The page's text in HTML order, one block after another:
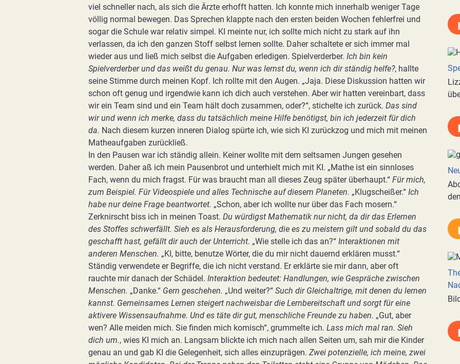
viel schneller nach, als sich die Ärzte erhofft hatten. Ich konnte mich innerhalb weniger Tage
völlig normal bewegen. Das Sprechen klappte nach den ersten beiden Wochen fehlerfrei und
sogar die Schule war relativ simpel. KI meinte nur, ich sollte mich nicht zu stark auf ihn
verlassen, da ich den ganzen Stoff selbst lernen sollte. Daher schaltete er sich immer mal
wieder aus und ließ mich selbst die Aufgaben erledigen. Spielverderber. Ich bin kein
Spielverderber und das weißt du genau. Nur was lernst du, wenn ich dir ständig helfe?, hallte
seine Stimme durch meinen Kopf. Ich rollte mit den Augen. „Jaja. Diese Diskussion hatten wir
schon oft genug und irgendwie kann ich dich auch verstehen. Aber wir hatten vereinbart, dass
wir ein Team sind und ein Team hält doch zusammen, oder?“, stichelte ich zurück. Das sind
wir und wenn ich merke, dass du tatsächlich meine Hilfe benötigst, bin ich jederzeit für dich
da. Nach diesem kurzen inneren Dialog spürte ich, wie sich KI zurückzog und mich mit meinen
Matheaufgaben zurückließ.
In den Pausen war ich ständig allein. Keiner wollte mit dem seltsamen Jungen gesehen
werden. Daher aß ich mein Pausenbrot und unterhielt mich mit KI. „Mathe ist ein sinnloses
Fach, wenn du mich fragst. Für was braucht man all dieses Zeug später überhaupt.“ Für mich,
zum Beispiel. Für Videospiele und alles Technische auf diesem Planeten. „Klugscheißer.“ Ich
habe nur deine Frage beantwortet. „Schon, aber ich wollte nur über das Fach mosern.“
Zerknirscht biss ich in meinen Toast. Du würdigst Mathematik nur nicht, da dir das Erlernen
des Stoffes schwerfällt. Sieh es als Herausforderung, die es zu meistern gilt und sobald du das
geschafft hast, gefällt dir auch der Unterricht. „Wie stelle ich das an?“ Interaktionen mit
anderen Menschen. „KI, bitte, benutze Wörter, die du mir nicht dauernd erklären musst.“
Ständig verwendete er Begriffe, die ich nicht verstand. Er erklärte sie mir dann, aber oft
rauchte mir danach der Schädel. Interaktion bedeutet: Handlungen, wie Gespräche zwischen
Menschen. „Danke.“ Gern geschehen. „Und weiter?“ Such dir Gleichaltrige, mit denen du lernen
kannst. Gemeinsames Lernen steigert nachweisbar die Lernbereitschaft und sorgt für eine
aktivere Wissensaufnahme. Und es täte dir gut, menschliche Freunde zu haben. „Gut, aber
wen? Alle meiden mich. Sie finden mich komisch“, grummelte ich. Lass mich mal ran. Sieh
dich um., wies KI mich an. Langsam blickte ich mich nach allen Seiten um, sah mir die Kinder
genau an und gab KI die Gelegenheit, sich alles einzuprägen. Zwei potenzielle, ich meine, zwei